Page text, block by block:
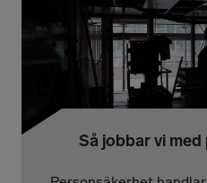
Så jobbar vi